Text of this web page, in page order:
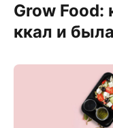
Grow Food:
ккал и